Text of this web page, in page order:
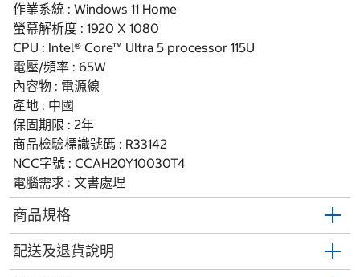
作業系統 : Windows 11 Home
螢幕解析度 : 1920 X 1080
CPU : Intel® Core™ Ultra 5 processor 115U
電壓/頻率 : 65W
內容物 : 電源線
產地 : 中國
保固期限 : 2年
商品檢驗標識號碼 : R33142
NCC字號 : CCAH20Y10030T4
電腦需求 : 文書處理
商品規格
配送及退貨說明